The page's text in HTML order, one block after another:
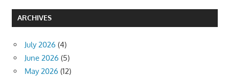
ARCHIVES
July 2026 (4)
June 2026 (5)
May 2026 (12)